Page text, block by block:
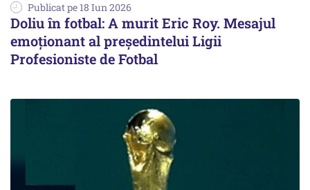
Publicat pe 18 Iun 2026
Doliu în fotbal: A murit Eric Roy. Mesajul
emoționant al preşedintelui Ligii
Profesioniste de Fotbal